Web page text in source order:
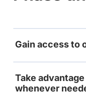
Gain access to
Take
whenever